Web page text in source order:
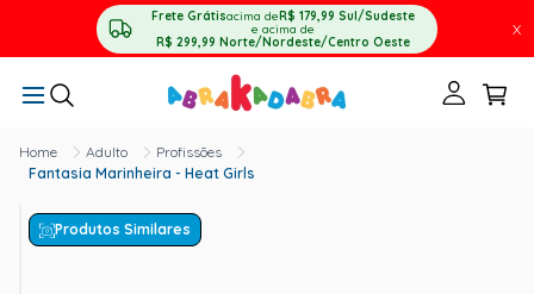
Frete Grátisacima deR$ 179,99 Sul/Sudeste
e acima de
R$ 299,99 Norte/Nordeste/Centro Oeste
X
Adulto
Profissões
Fantasia Marinheira - Heat Girls
Produtos Similares